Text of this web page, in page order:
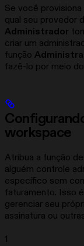
Se você
qual seu provedor
Administrador
criar um
função
fazê-lo por meio
workspace
Atribua a função
alguém controle
específico sem
faturamento. Isso
gerenciar seu
assinatura ou
1